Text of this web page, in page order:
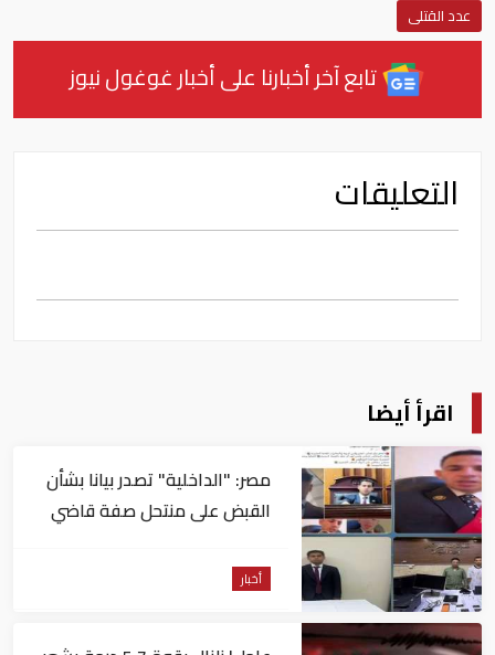
عدد القتلى
تابع آخر أخبارنا على أخبار غوغول نيوز
التعليقات
اقرأ أيضا
مصر: "الداخلية" تصدر بيانا بشأن
القبض على منتحل صفة قاضي
أخبار